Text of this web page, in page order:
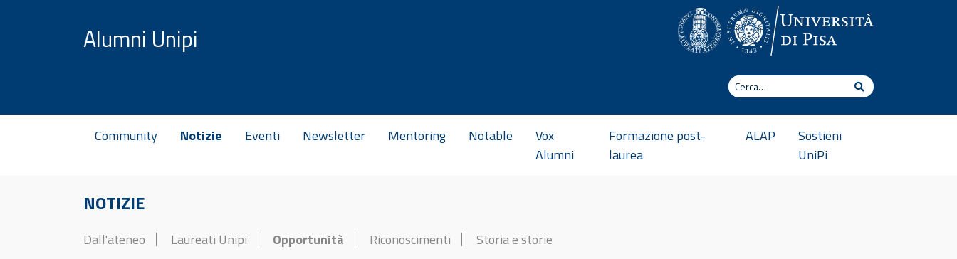
Alumni Unipi
Cerca
Cerca
Community Notizie Eventi Newsletter Mentoring Notable
Vox
Alumni
Formazione post-
laurea
ALAP
Sostieni
UniPi
NOTIZIE
Dall'ateneo Laureati Unipi Opportunità Riconoscimenti Storia e storie